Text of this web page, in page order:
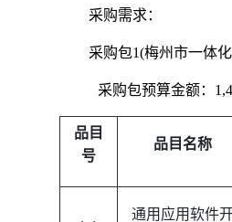
采购需求：
采购包1(梅州市一体
采购包预算金额：
品目
号
品目名称
通用应用软件